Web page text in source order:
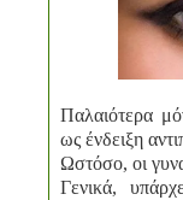
Παλαιότερα
ως ένδειξη
Ωστόσο, οι
Γενικά,